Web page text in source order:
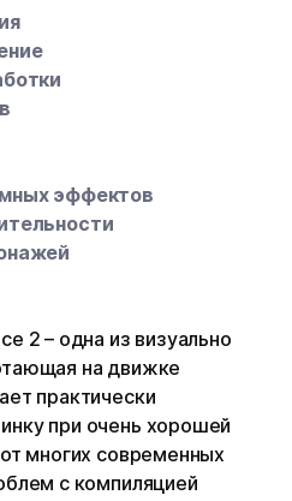
эффектов
2 – одна из визуально
на движке
практически
при очень хорошей
многих современных
с компиляцией